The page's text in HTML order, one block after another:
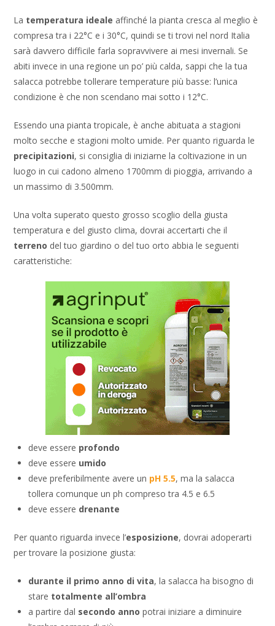
La temperatura ideale affinché la pianta cresca al meglio è
compresa tra i 22°C e i 30°C, quindi se ti trovi nel nord Italia
sarà davvero difficile farla sopravvivere ai mesi invernali. Se
abiti invece in una regione un po’ più calda, sappi che la tua
salacca potrebbe tollerare temperature più basse: l’unica
condizione è che non scendano mai sotto i 12°C.
Essendo una pianta tropicale, è anche abituata a stagioni
molto secche e stagioni molto umide. Per quanto riguarda le
precipitazioni, si consiglia di iniziarne la coltivazione in un
luogo in cui cadono almeno 1700mm di pioggia, arrivando a
un massimo di 3.500mm.
Una volta superato questo grosso scoglio della giusta
temperatura e del giusto clima, dovrai accertarti che il
terreno del tuo giardino o del tuo orto abbia le seguenti
caratteristiche:
deve essere profondo
deve essere umido
deve preferibilmente avere un pH 5.5, ma la salacca
tollera comunque un ph compreso tra 4.5 e 6.5
deve essere drenante
Per quanto riguarda invece l’esposizione, dovrai adoperarti
per trovare la posizione giusta:
durante il primo anno di vita, la salacca ha bisogno di
stare totalmente all’ombra
a partire dal secondo anno potrai iniziare a diminuire